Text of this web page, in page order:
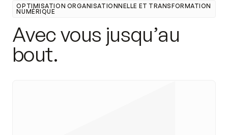
OPTIMISATION ORGANISATIONNELLE ET TRANSFORMATION
NUMÉRIQUE
Avecvous jusqu’au
bout.